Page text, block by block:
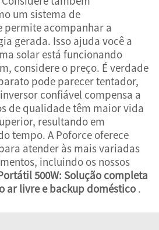
um sistema de
permite acompanhar a
gerada. Isso ajuda você a
solar está funcionando
considere o preço. É verdade
pode parecer tentador,
confiável compensa a
de qualidade têm maior vida
resultando em
tempo. A Poforce oferece
atender às mais variadas
incluindo os nossos
500W: Solução completa
ar livre e backup doméstico .